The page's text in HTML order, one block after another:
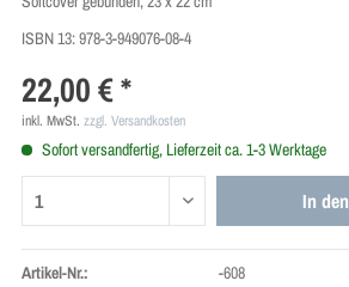
ISBN 13:978-3-949076-08-4
22,00 € *
inkl. MwSt.zzgl. Versandkosten
Sofort versandfertig, Lieferzeit ca. 1-3 Werktage
In den
Artikel-Nr.: -608